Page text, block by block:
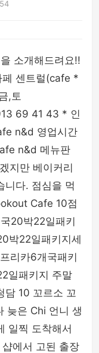
소개해드려요!!
페 센트럴(cafe *
,토
69 41 43 * 인
n&d 영업시간
n&d 메뉴판
지만 베이커리
니다. 점심을 먹
Cafe 10점
20박22일패키
박22일패키지세
리카6개국패키
일패키지 주말
담 10 꼬르소 꼬
늦은 Chi 언니 생
일찍 도착해서
에서 고된 출장